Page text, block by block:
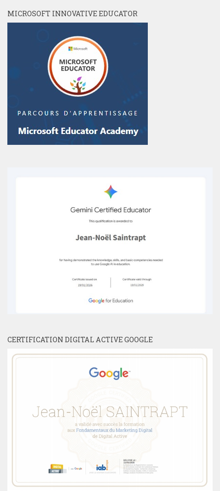
MICROSOFT INNOVATIVE EDUCATOR
CERTIFICATION DIGITAL ACTIVE GOOGLE